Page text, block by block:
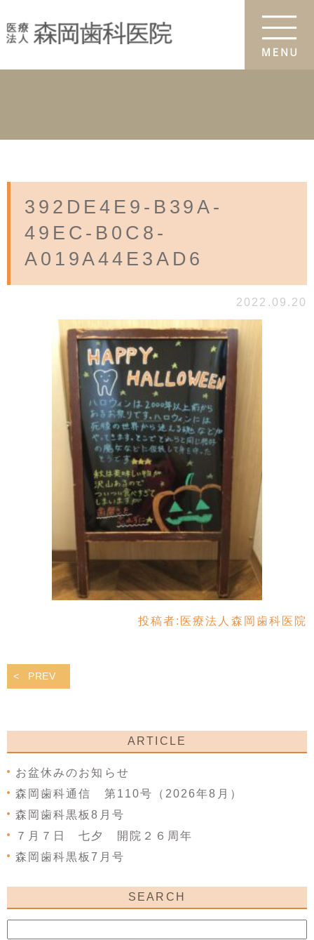
392DE4E9-B39A-
49EC-B0C8-
A019A44E3AD6
2022.09.20
投稿者: 医療法人森岡歯科医院
PREV
ARTICLE
お盆休みのお知らせ
森岡歯科通信 第110号（2026年8月）
森岡歯科黒板8月号
７月７日 七夕 開院２６周年
森岡歯科黒板7月号
SEARCH